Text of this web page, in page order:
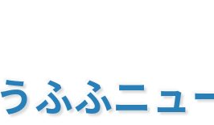
うふふニ